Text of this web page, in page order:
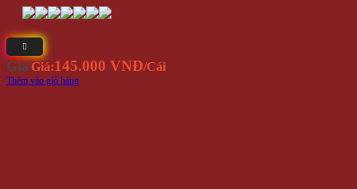
Giá Giá:145.000 VNĐ/Cái
Thêm vào giỏ hàng